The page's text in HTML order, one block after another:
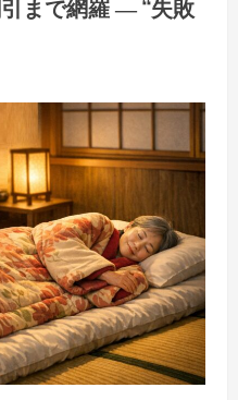
まで網羅 ― “失敗